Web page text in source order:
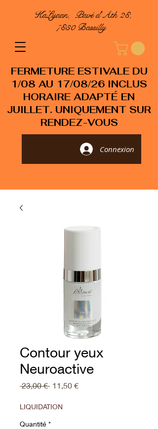
KaLyaan, Pavé d'Ath 28,
7830 Bassilly
Connexion
FERMETURE ESTIVALE DU
1/08 AU 17/08/26 INCLUS
HORAIRE ADAPTÉ EN
JUILLET. UNIQUEMENT SUR
RENDEZ-VOUS
Contour yeux
Neuroactive
23,00 € Prix
11,50 €Prix
LIQUIDATION
Quantité *